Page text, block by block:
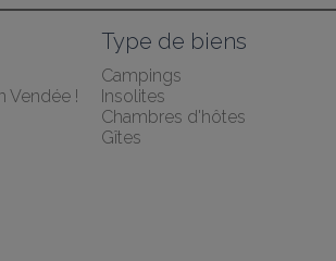
Vendée !
Type de biens
Campings
Insolites
Chambres d'hôtes
Gîtes